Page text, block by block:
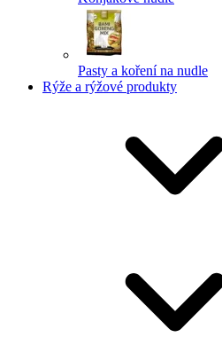
Pasty a koření na nudle
Rýže a rýžové produkty